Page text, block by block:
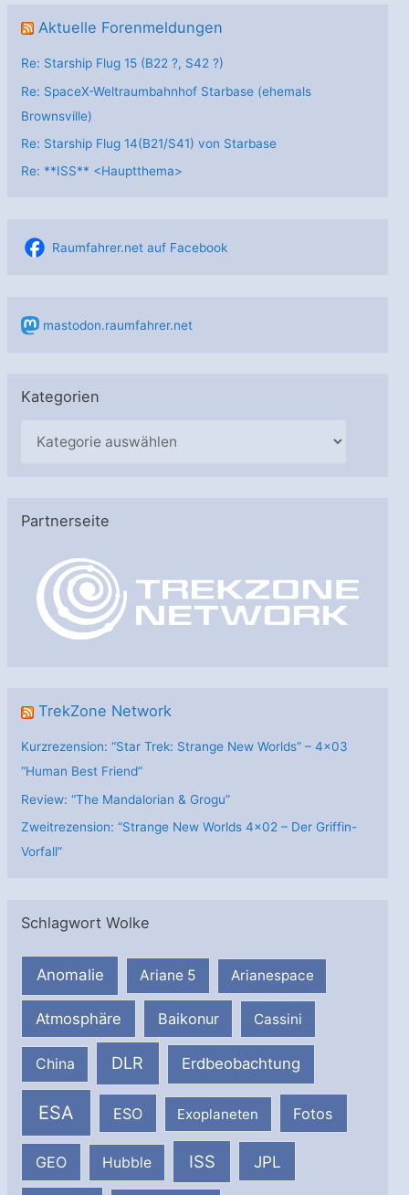
Aktuelle Forenmeldungen
Re: Starship Flug 15 (B22 ?, S42 ?)
Re: SpaceX-Weltraumbahnhof Starbase (ehemals
Brownsville)
Re: Starship Flug 14(B21/S41) von Starbase
Re: **ISS** <Hauptthema>
Raumfahrer.net auf Facebook
mastodon.raumfahrer.net
Kategorien
g
Partnerseite
TrekZone Network
Kurzrezension: “Star Trek: Strange New Worlds” – 4×03
“Human Best Friend”
Review: “The Mandalorian & Grogu”
Zweitrezension: “Strange New Worlds 4×02 – Der Griffin-
Vorfall”
Schlagwort Wolke
Anomalie Ariane 5 Arianespace
Atmosphäre Baikonur Cassini
China DLR Erdbeobachtung
ESA ESO Exoplaneten Fotos
GEO Hubble ISS JPL